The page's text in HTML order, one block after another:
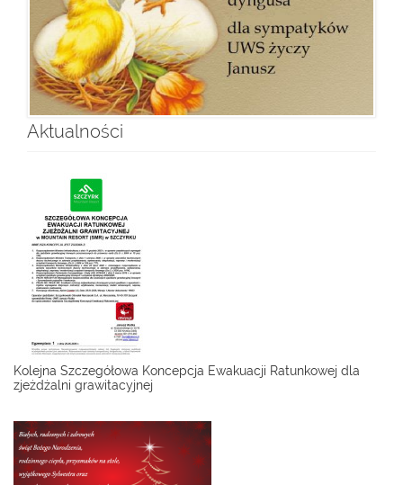
Aktualności
Kolejna Szczegółowa Koncepcja Ewakuacji Ratunkowej dla
zjeżdżalni grawitacyjnej